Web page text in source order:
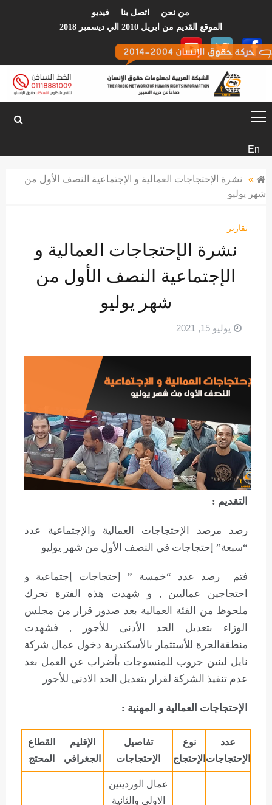
من نحن اتصل بنا
فيديو
الموقع القديم من ابريل 2010 الي ديسمبر 2018
لمعلومات حقوق
الانسان
En
»
نشرة الإحتجاجات العمالية و الإجتماعية النصف الأول من
شهر يوليو
تقارير
نشرة الإحتجاجات العمالية و
الإجتماعية النصف الأول من
شهر يوليو
يوليو 15, 2021
التقديم :
رصد مرصد الإحتجاجات العمالية والإجتماعية عدد
“سبعة” إحتجاجات في النصف الأول من شهر يوليو
فتم رصد عدد “خمسة ” إحتجاجات إجتماعية و
احتجاجين عماليين , و شهدت هذه الفترة تحرك
ملحوظ من الفئة العمالية بعد صدور قرار من مجلس
الوزاء بتعديل الحد الأدنى للأجور , فشهدت
منطقةالحرة للأستثمار بالأسكندرية دخول عمال شركة
نايل لينين جروب للمنسوجات بأضراب عن العمل بعد
عدم تنفيذ الشركة لقرار بتعديل الحد الادنى للأجور
الإحتجاجات العمالية و المهنية :
عدد
الإحتجاجات
نوع
الإحتجاج
تفاصيل
الإحتجاجات
الإقليم
الجغرافي
القطاع
المحتج
عمال الورديتين
الاولى والثانية